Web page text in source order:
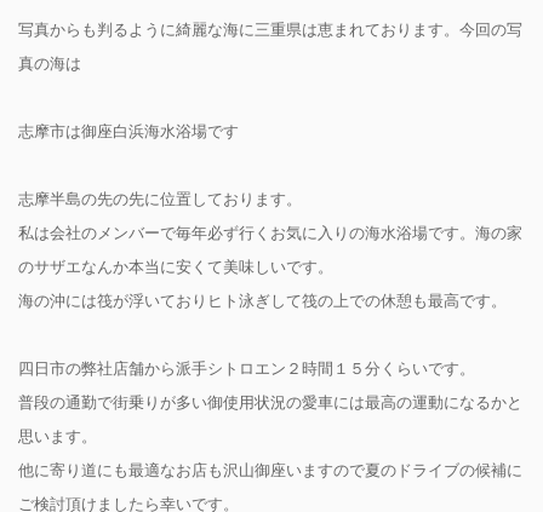
写真からも判るように綺麗な海に三重県は恵まれております。今回の写
真の海は
志摩市は御座白浜海水浴場です
志摩半島の先の先に位置しております。
私は会社のメンバーで毎年必ず行くお気に入りの海水浴場です。海の家
のサザエなんか本当に安くて美味しいです。
海の沖には筏が浮いておりヒト泳ぎして筏の上での休憩も最高です。
四日市の弊社店舗から派手シトロエン２時間１５分くらいです。
普段の通勤で街乗りが多い御使用状況の愛車には最高の運動になるかと
思います。
他に寄り道にも最適なお店も沢山御座いますので夏のドライブの候補に
ご検討頂けましたら幸いです。